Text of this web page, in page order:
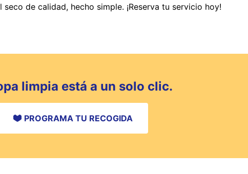
de calidad, hecho simple. ¡Reserva tu servicio hoy!
limpia está a un solo clic.
PROGRAMA TU RECOGIDA